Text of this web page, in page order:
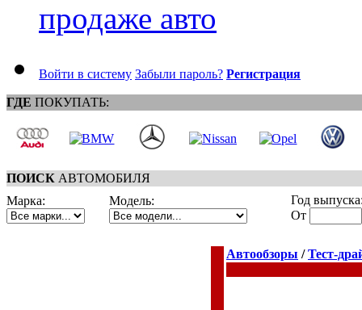
продаже авто
Войти в систему Забыли пароль? Регистрация
ГДЕ ПОКУПАТЬ:
ПОИСК АВТОМОБИЛЯ
Марка:
Модель:
Год
От
Автообзоры /Тест-